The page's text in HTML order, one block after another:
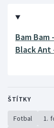
Bam Bam
Black Ant
ŠTÍTKY
Fotbal 1.